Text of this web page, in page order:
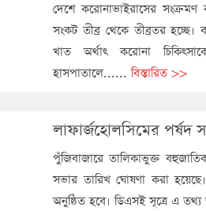
দেশে করোনাভাইরাসের সংক্রমণ
সংকট তীব্র থেকে তীব্রতর হচ্ছে।
খাত অর্থাৎ করোনা
হাসপাতালে......বিস্তারিত >>
লাফার্জহোলসিমের পর্ষদ
পুঁজিবাজারে তালিকাভুক্ত
সভার তারিখ ঘোষণা করা
অনুষ্ঠিত হবে। ডিএসই সূত্রে এ